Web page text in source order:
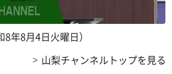
年8月4日火曜日）
山梨チャンネルトップを見る